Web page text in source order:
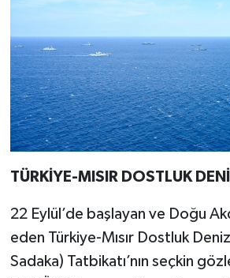
TÜRKİYE-MISIR DOSTLUK
22 Eylül’de başlayan ve Doğu
eden Türkiye-Mısır Dostluk
Sadaka) Tatbikatı’nın seçkin